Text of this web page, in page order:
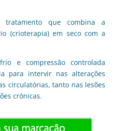
que combina a
(crioterapia) em seco com a
e compressão controlada
para intervir nas alterações
circulatórias, tanto nas lesões
crónicas.